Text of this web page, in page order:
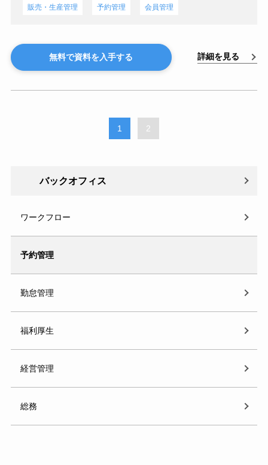
販売・生産管理 予約管理 会員管理
無料で資料を入手する 詳細を見る
1 2
バックオフィス
ワークフロー
予約管理
勤怠管理
福利厚生
経営管理
総務